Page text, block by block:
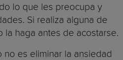
lo que les preocupa y
Si realiza alguna de
la haga antes de acostarse.
es eliminar la ansiedad